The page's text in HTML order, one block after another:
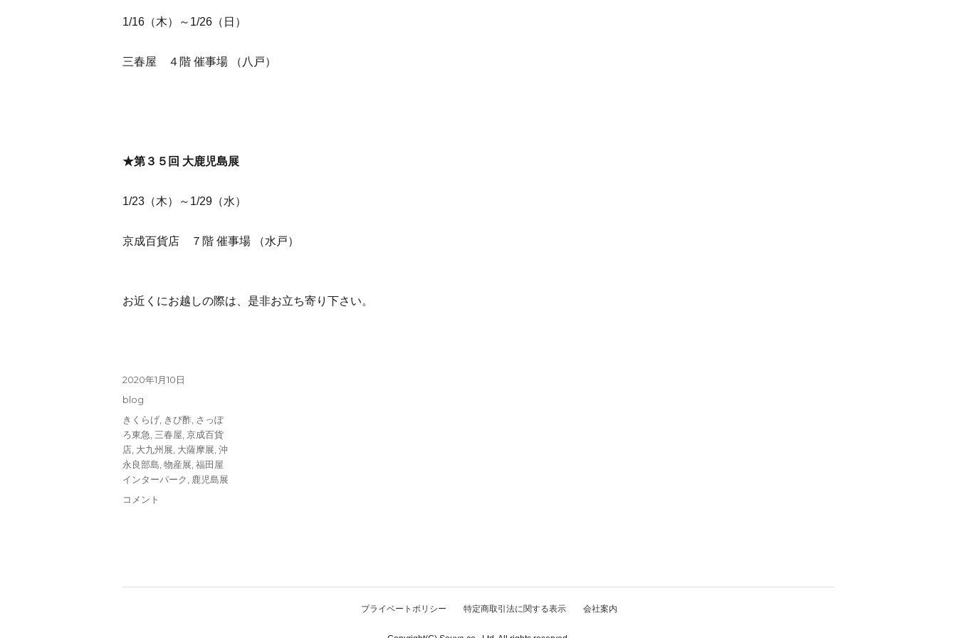
1/16（木）～1/26（日）
三春屋 ４階 催事場 （八戸）
★第３５回 大鹿児島展
1/23（木）～1/29（水）
京成百貨店 ７階 催事場 （水戸）
お近くにお越しの際は、是非お立ち寄り下さい。
投
稿
2020年1月10日
カ
テ
ゴ
リ
ー
blog
タ
グ
きくらげ きび酢 さっぽ
ろ東急 三春屋 京成百貨
店 大九州展 大薩摩展 沖
永良部島 物産展 福田屋
インターパーク
鹿児島展
1
の
コメント
プライベートポリシー 特定商取引法に関する表示 会社案内